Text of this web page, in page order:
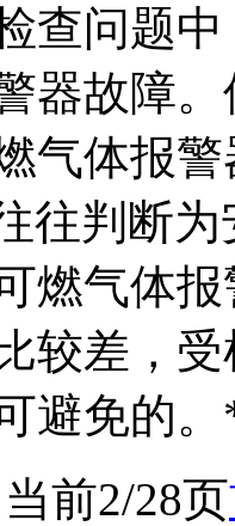
查问题
器故障
气体报
往判断
燃气体
较差，
避免的
前2/28页